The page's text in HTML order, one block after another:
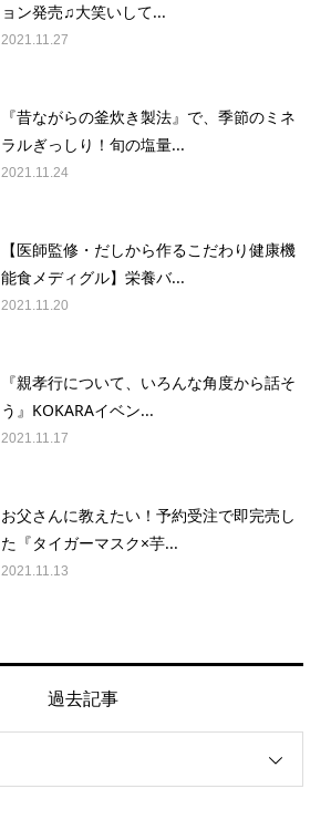
ョン発売♫大笑いして...
2021.11.27
『昔ながらの釜炊き製法』で、季節のミネ
ラルぎっしり！旬の塩量...
2021.11.24
【医師監修・だしから作るこだわり健康機
能食メディグル】栄養バ...
2021.11.20
『親孝行について、いろんな角度から話そ
う』KOKARAイベン...
2021.11.17
お父さんに教えたい！予約受注で即完売し
た『タイガーマスク×芋...
2021.11.13
過去記事